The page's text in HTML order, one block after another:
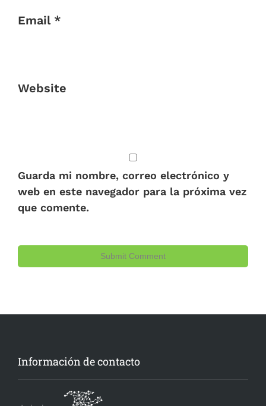
Email *
Website
Guarda mi nombre, correo electrónico y
web en este navegador para la próxima vez
que comente.
Información de contacto